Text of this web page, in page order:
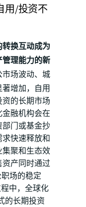
用/投资不
换互动成为
理能力的新
市场波动、城
增加，自用
的长期市场
融机构会在
门或基金抄
快速释放和
聚和生态效
产同时通过
场的稳定
中，全球化
的长期投资